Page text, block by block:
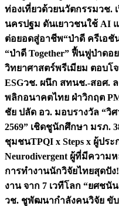
ท่องเที่ยวด้วยนวัตกรรมวช.
นครปฐม ดันเยาวชนใช้ AI
ต่อยอดสู่อาชีพ“ป่าดี ครีเอชั
“ป่าดี Together” ฟื้นฟูป่าดอ
วิทยาศาสตร์พรีเมียม ตอบโ
ESGวช. ผนึก สทนช.-สอศ.
พลิกอนาคตไทย ฝ่าวิกฤต
ชัย ปลัด อว. มอบรางวัล “
2569” เชิดชูนักศึกษา มรภ.
ชุมชนTPQI x Steps x ผู้ปร
Neurodivergent ผู้ที่มีควา
การทำงานนักวิจัยไทยสุดปัง
งาน จาก 7 เวทีโลก “ยศชนั
วช. ชูพัฒนากำลังคนวิจัย ขับ